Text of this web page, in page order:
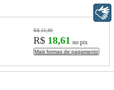
R$ 21,89
R$ 18,61 no pix
Mais formas de pagamento